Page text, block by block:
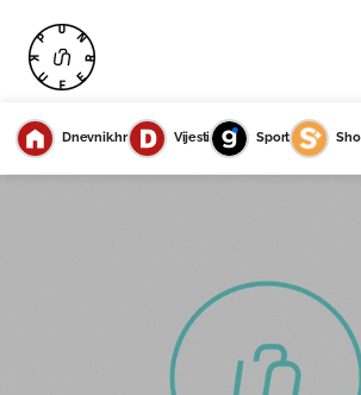
Dnevnik.hr Vijesti Sport